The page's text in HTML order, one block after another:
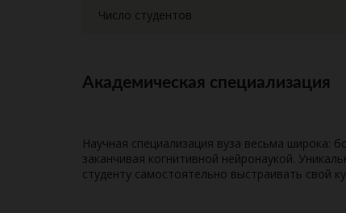
Число студентов
Академическая специализация
Научная специализация вуза весьма широка:
заканчивая когнитивной нейронаукой.
студенту самостоятельно выстраивать свой